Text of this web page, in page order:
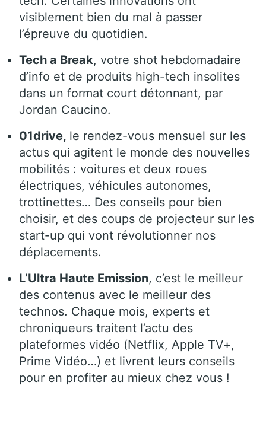
visiblement bien du mal à passer
l’épreuve du quotidien.
Tech a Break, votre shot hebdomadaire
d’info et de produits high-tech insolites
dans un format court détonnant, par
Jordan Caucino.
01drive, le rendez-vous mensuel sur les
actus qui agitent le monde des nouvelles
mobilités : voitures et deux roues
électriques, véhicules autonomes,
trottinettes… Des conseils pour bien
choisir, et des coups de projecteur sur les
start-up qui vont révolutionner nos
déplacements.
L’Ultra Haute Emission, c’est le meilleur
des contenus avec le meilleur des
technos. Chaque mois, experts et
chroniqueurs traitent l’actu des
plateformes vidéo (Netflix, Apple TV+,
Prime Vidéo…) et livrent leurs conseils
pour en profiter au mieux chez vous !